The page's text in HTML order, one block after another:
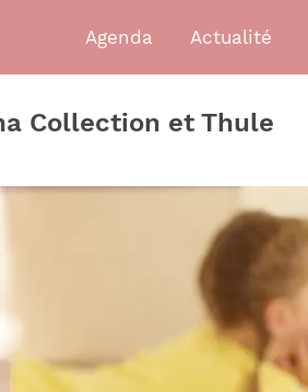
Agenda Actualité
Collection et Thule